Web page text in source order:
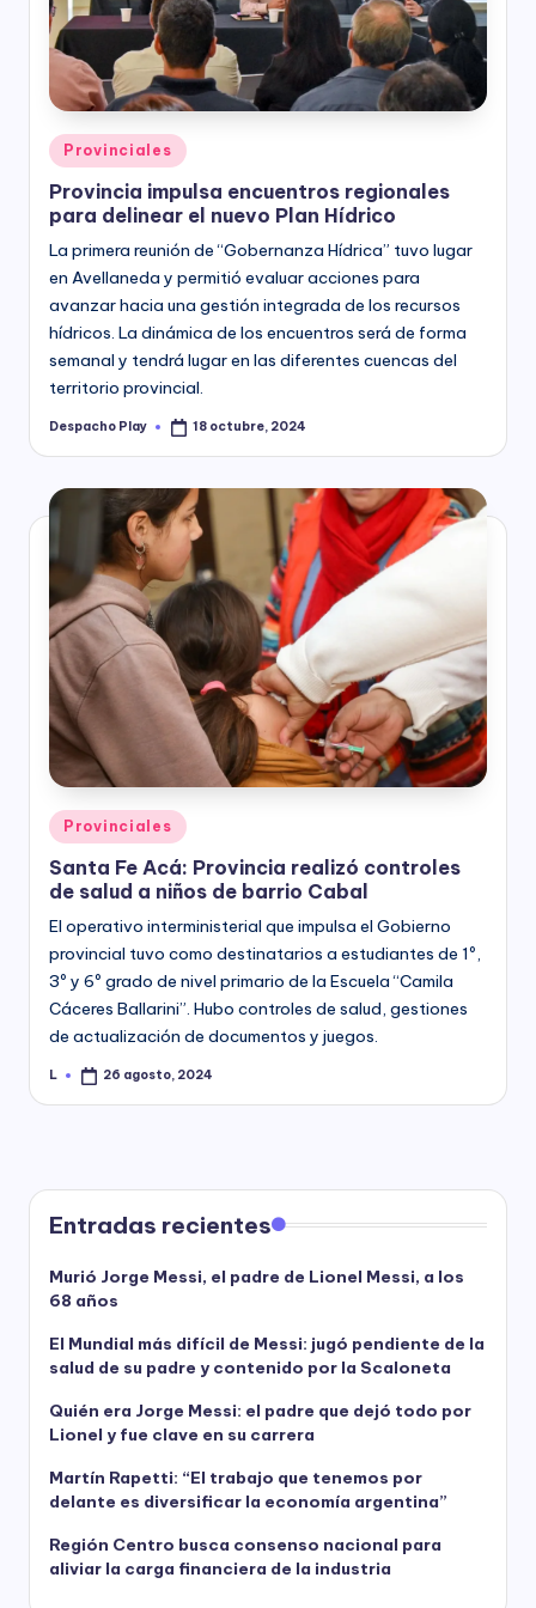
y
Posted
in
Provinciales
Provincia impulsa encuentros regionales
para delinear el nuevo Plan Hídrico
La primera reunión de “Gobernanza Hídrica” tuvo lugar
en Avellaneda y permitió evaluar acciones para
avanzar hacia una gestión integrada de los recursos
hídricos. La dinámica de los encuentros será de forma
semanal y tendrá lugar en las diferentes cuencas del
territorio provincial.
Posted
Despacho Play 18 octubre, 2024
Posted
in
Provinciales
Santa Fe Acá: Provincia realizó controles
de salud a niños de barrio Cabal
El operativo interministerial que impulsa el Gobierno
provincial tuvo como destinatarios a estudiantes de 1º,
3º y 6º grado de nivel primario de la Escuela “Camila
Cáceres Ballarini”. Hubo controles de salud, gestiones
de actualización de documentos y juegos.
Posted
L 26 agosto, 2024
Entradas recientes
Murió Jorge Messi, el padre de Lionel Messi, a los
68 años
El Mundial más difícil de Messi: jugó pendiente de la
salud de su padre y contenido por la Scaloneta
Quién era Jorge Messi: el padre que dejó todo por
Lionel y fue clave en su carrera
Martín Rapetti: “El trabajo que tenemos por
delante es diversificar la economía argentina”
Región Centro busca consenso nacional para
aliviar la carga financiera de la industria